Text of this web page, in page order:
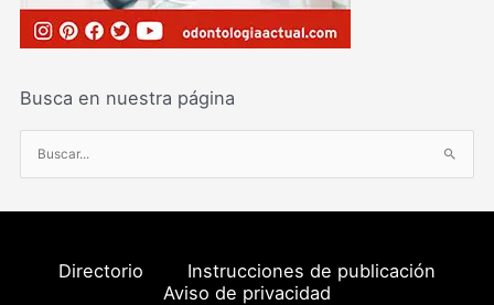
Busca en nuestra página
u
s
Directorio
Instrucciones de publicación
Aviso de privacidad